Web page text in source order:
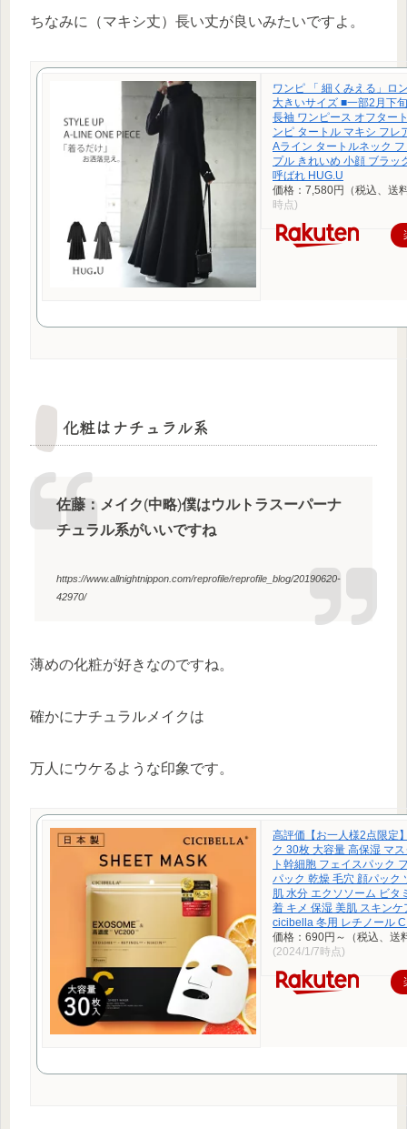
ちなみに（マキシ丈）長い丈が良いみたいですよ。
ワンピ 「 細くみえる」ロ
大きいサイズ ■一部2月下
長袖 ワンピース オフター
ンピ タートル マキシ フレ
Aライン タートルネック
プル きれいめ 小顔 ブラッ
呼ばれ HUG.U
価格：7,580円（税込、送
時点)
化粧はナチュラル系
佐藤：メイク(中略)僕はウルトラスーパーナ
チュラル系がいいですね
https://www.allnightnippon.com/reprofile/reprofile_blog/20190620-
42970/
薄めの化粧が好きなのですね。
確かにナチュラルメイクは
万人にウケるような印象です。
高評価【お一人様2点限定
ク 30枚 大容量 高保湿 マ
ト幹細胞 フェイスパック
パック 乾燥 毛穴 顔パック
肌 水分 エクソソーム ビタ
着 キメ 保湿 美肌 スキンケ
cicibella 冬用 レチノール
価格：690円～（税込、送
(2024/1/7時点)